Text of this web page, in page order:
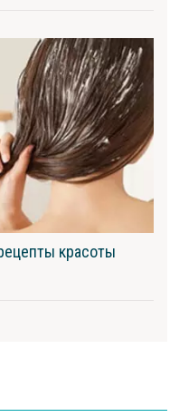
красоты